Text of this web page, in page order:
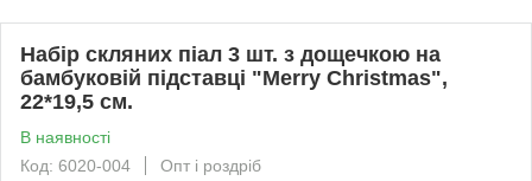
Набір скляних піал 3 шт. з дощечкою на
бамбуковій підставці "Merry Christmas",
22*19,5 см.
В наявності
Код: 6020-004
Опт і роздріб